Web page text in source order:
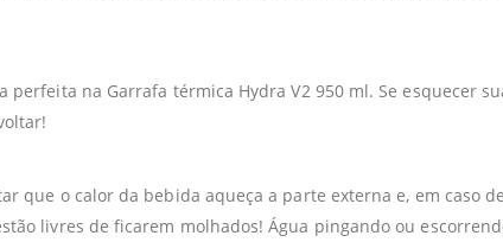
na Garrafa térmica Hydra V2 950 ml. Se esquecer
que o calor da bebida aqueça a parte externa e, em caso
livres de ficarem molhados! Água pingando ou